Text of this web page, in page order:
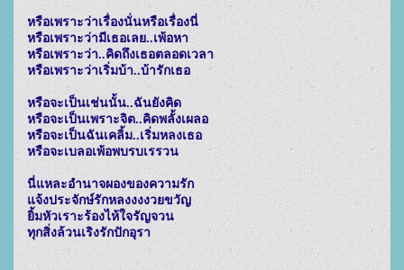
หรือเพราะว่าเรื่องนั่นหรือเรื่องนี่
หรือเพราะว่ามีเธอเลย..เพ้อหา
หรือเพราะว่า..คิดถึงเธอตลอดเวลา
หรือเพราะว่าเริ่มบ้า..บ้ารักเธอ
หรือจะเป็นเช่นนั้น..ฉันยังคิด
หรือจะเป็นเพราะจิต..คิดพลั้งเผลอ
หรือจะเป็นฉันเคลิ้ม..เริ่มหลงเธอ
หรือจะเบลอเพ้อพบรบเรรวน
นี่แหละอำนาจผองของความรัก
แจ้งประจักษ์รักหลงงงงวยขวัญ
ยิ้มหัวเราะร้องไห้ใจรัญจวน
ทุกสิ่งล้วนเริงรักปักอุรา